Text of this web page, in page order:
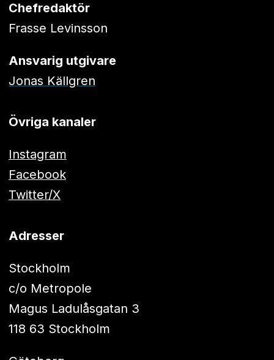
Chefredaktör
Frasse Levinsson
Ansvarig utgivare
Jonas Källgren
Övriga kanaler
Instagram
Facebook
Twitter/X
Adresser
Stockholm
c/o Metropole
Magus Ladulåsgatan 3
118 63 Stockholm